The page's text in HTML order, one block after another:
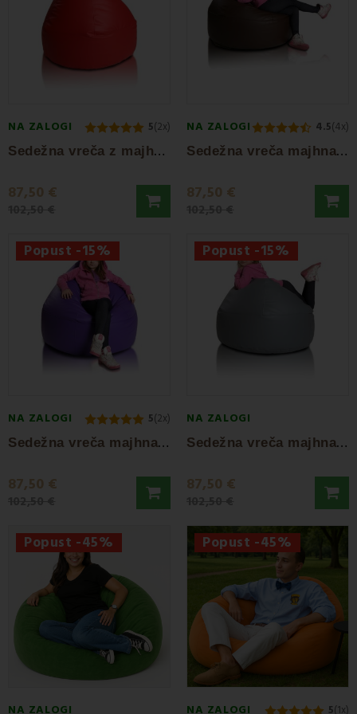
NA ZALOGI 5(2x)
S
edežna vreča z majhno kroglico, rdeča EMI
87,50 €
NA ZALOGI 4.5(4x)
S
edežna vreča majhna kroglica EMI
87,50 €
Popust -15%
NA ZALOGI 5(2x)
S
edežna vreča majhna krogla vijolična EMI
87,50 €
Popust -15%
NA ZALOGI
S
edežna vreča majhna krogla siva EMI
87,50 €
Popust -45%
NA ZALOGI
Popust -45%
NA ZALOGI 5(1x)